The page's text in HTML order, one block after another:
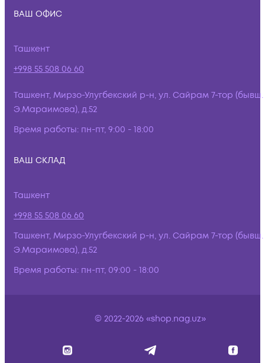
ВАШ ОФИС
Ташкент
+998 55 508 06 60
Ташкент, Мирзо-Улугбекский р-н, ул. Сайрам 7-тор (бывш.
Э.Мараимова), д.52
Время работы: пн-пт, 9:00 - 18:00
ВАШ СКЛАД
Ташкент
+998 55 508 06 60
Ташкент, Мирзо-Улугбекский р-н, ул. Сайрам 7-тор (бывш.
Э.Мараимова), д.52
Время работы: пн-пт, 09:00 - 18:00
© 2022-2026 «shop.nag.uz»